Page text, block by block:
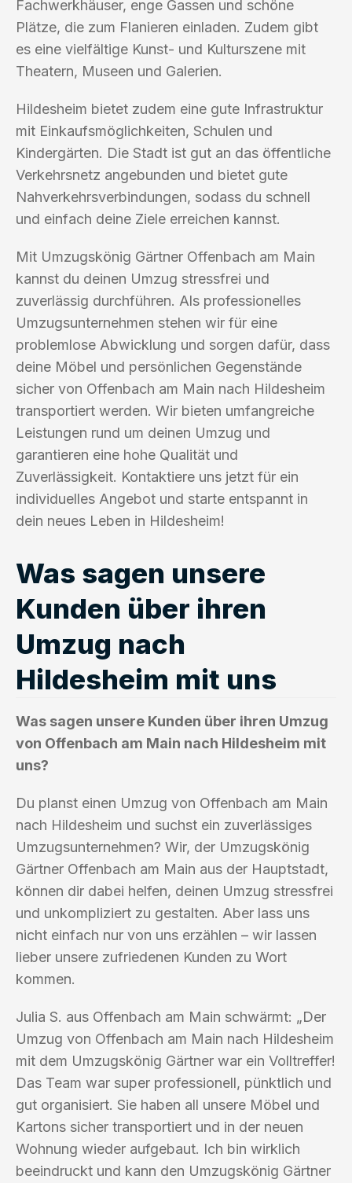
Fachwerkhäuser, enge Gassen und schöne
Plätze, die zum Flanieren einladen. Zudem gibt
es eine vielfältige Kunst- und Kulturszene mit
Theatern, Museen und Galerien.
Hildesheim bietet zudem eine gute Infrastruktur
mit Einkaufsmöglichkeiten, Schulen und
Kindergärten. Die Stadt ist gut an das öffentliche
Verkehrsnetz angebunden und bietet gute
Nahverkehrsverbindungen, sodass du schnell
und einfach deine Ziele erreichen kannst.
Mit Umzugskönig Gärtner Offenbach am Main
kannst du deinen Umzug stressfrei und
zuverlässig durchführen. Als professionelles
Umzugsunternehmen stehen wir für eine
problemlose Abwicklung und sorgen dafür, dass
deine Möbel und persönlichen Gegenstände
sicher von Offenbach am Main nach Hildesheim
transportiert werden. Wir bieten umfangreiche
Leistungen rund um deinen Umzug und
garantieren eine hohe Qualität und
Zuverlässigkeit. Kontaktiere uns jetzt für ein
individuelles Angebot und starte entspannt in
dein neues Leben in Hildesheim!
Was sagen unsere
Kunden über ihren
Umzug nach
Hildesheim mit uns
Was sagen unsere Kunden über ihren Umzug
von Offenbach am Main nach Hildesheim mit
uns?
Du planst einen Umzug von Offenbach am Main
nach Hildesheim und suchst ein zuverlässiges
Umzugsunternehmen? Wir, der Umzugskönig
Gärtner Offenbach am Main aus der Hauptstadt,
können dir dabei helfen, deinen Umzug stressfrei
und unkompliziert zu gestalten. Aber lass uns
nicht einfach nur von uns erzählen – wir lassen
lieber unsere zufriedenen Kunden zu Wort
kommen.
Julia S. aus Offenbach am Main schwärmt: „Der
Umzug von Offenbach am Main nach Hildesheim
mit dem Umzugskönig Gärtner war ein Volltreffer!
Das Team war super professionell, pünktlich und
gut organisiert. Sie haben all unsere Möbel und
Kartons sicher transportiert und in der neuen
Wohnung wieder aufgebaut. Ich bin wirklich
beeindruckt und kann den Umzugskönig Gärtner